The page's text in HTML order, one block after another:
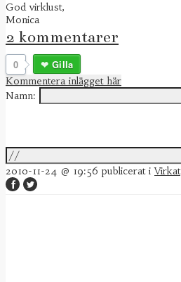
God virklust,
Monica
2 kommentarer
0 Gilla
Kommentera inlägget här
Namn:
2010-11-24 @ 19:56 publicerat iVirkat